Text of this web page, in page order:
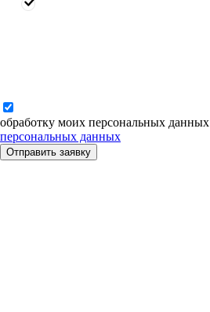
обработку моих персональных данных
персональных данных